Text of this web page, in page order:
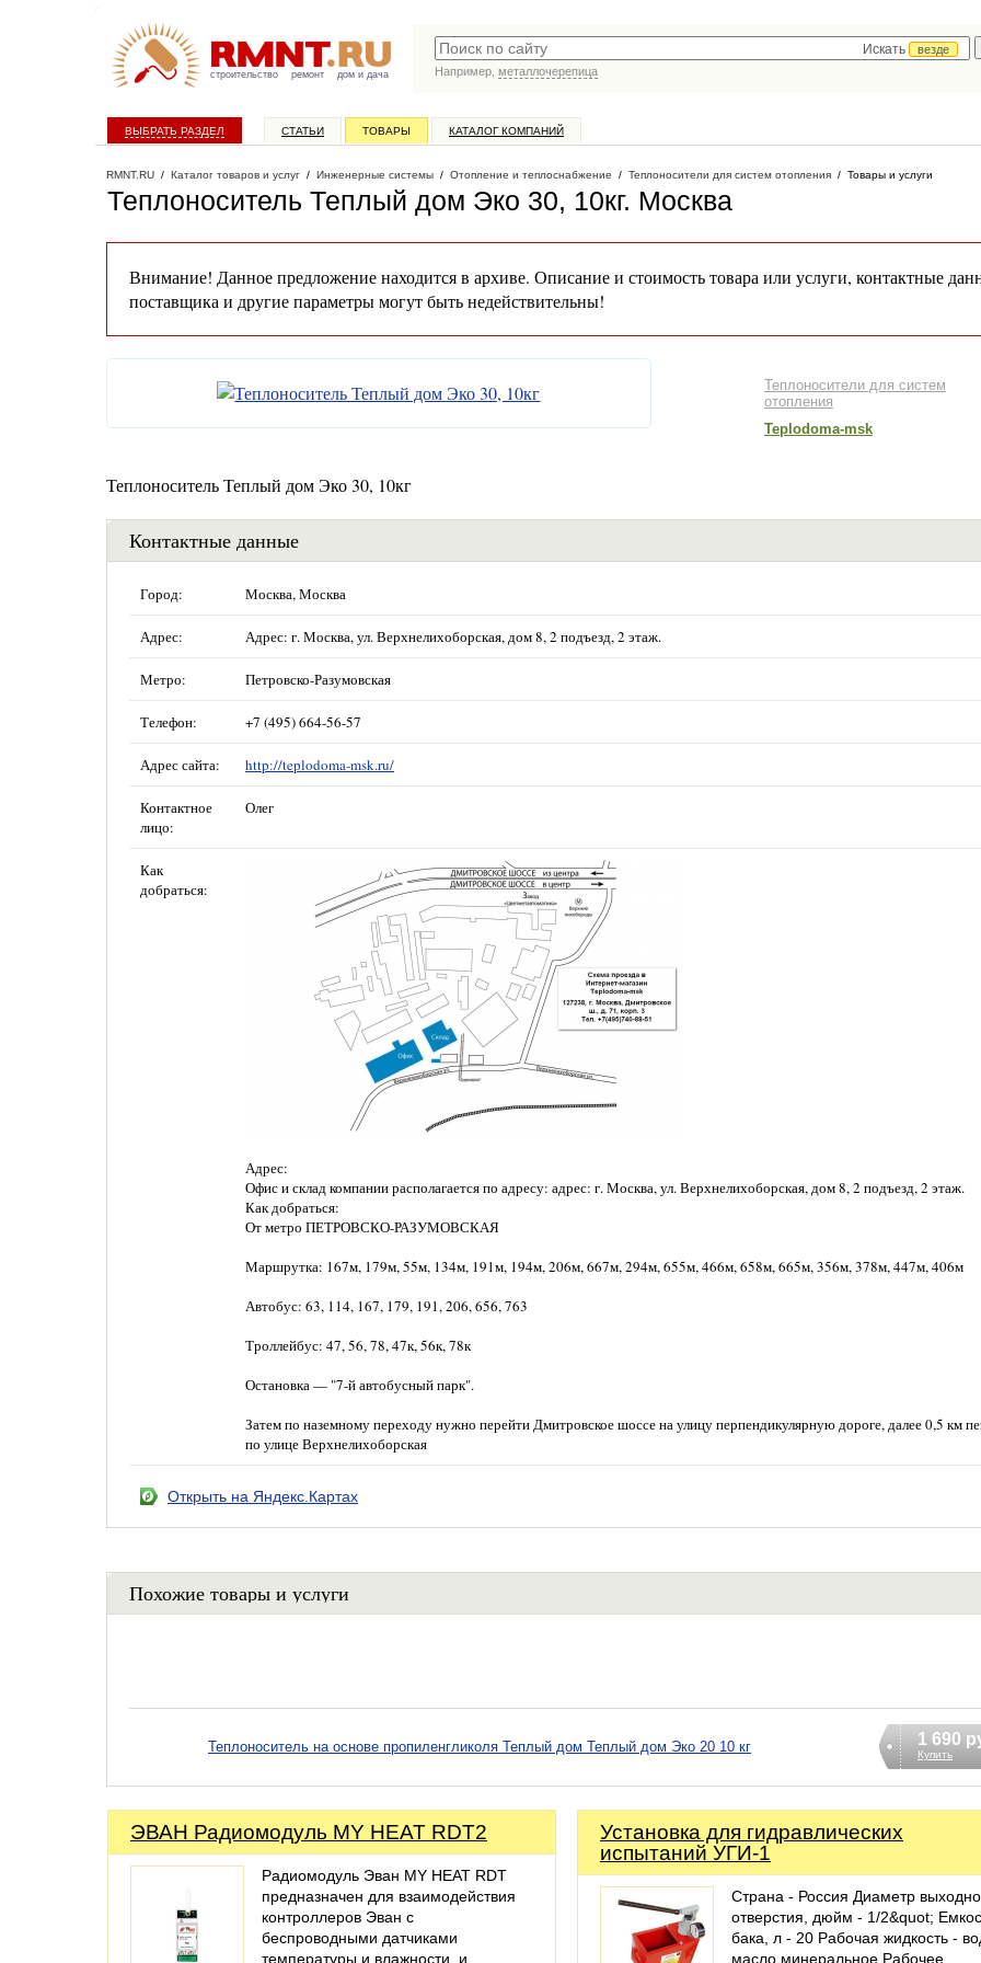
строительство ремонт дом и дача
Искать
везде
Например, металлочерепица
ВЫБРАТЬ РАЗДЕЛ СТАТЬИ ТОВАРЫ КАТАЛОГ КОМПАНИЙ
RMNT.RU / Каталог товаров и услуг / Инженерные системы / Отопление и теплоснабжение / Теплоносители для систем отопления / Товары и услуги
Теплоноситель Теплый дом Эко 30, 10кг. Москва
Внимание! Данное предложение находится в архиве. Описание и стоимость товара или услуги, контактные
поставщика и другие параметры могут быть недействительны!
Теплоносители для систем
отопления
Teplodoma-msk
Теплоноситель Теплый дом Эко 30, 10кг
Контактные данные
Город: Москва, Москва
Адрес: Адрес: г. Москва, ул. Верхнелихоборская, дом 8, 2 подъезд, 2 этаж.
Метро: Петровско-Разумовская
Телефон: +7 (495) 664-56-57
Адрес сайта: http://teplodoma-msk.ru/
Контактное
лицо:
Олег
Как
добраться:
Адрес:
Офис и склад компании располагается по адресу: адрес: г. Москва, ул. Верхнелихоборская, дом 8, 2 подъезд, 2 этаж.
Как добраться:
От метро ПЕТРОВСКО-РАЗУМОВСКАЯ
Маршрутка: 167м, 179м, 55м, 134м, 191м, 194м, 206м, 667м, 294м, 655м, 466м, 658м, 665м, 356м, 378м, 447м, 406м
Автобус: 63, 114, 167, 179, 191, 206, 656, 763
Троллейбус: 47, 56, 78, 47к, 56к, 78к
Остановка — "7-й автобусный парк".
Затем по наземному переходу нужно перейти Дмитровское шоссе на улицу перпендикулярную дороге, далее 0,5 км
по улице Верхнелихоборская
Открыть на Яндекс.Картах
Похожие товары и услуги
Теплоноситель на основе пропиленгликоля Теплый дом Теплый дом Эко 20 10 кг 1 690
Купить
ЭВАН Радиомодуль MY HEAT RDT2
Радиомодуль Эван MY HEAT RDT
предназначен для взаимодействия
контроллеров Эван с
беспроводными датчиками
температуры и влажности, и
Установка для гидравлических
испытаний УГИ-1
Страна - Россия Диаметр
отверстия, дюйм - 1/2&quot;
бака, л - 20 Рабочая жидкость -
масло минеральное Рабочее